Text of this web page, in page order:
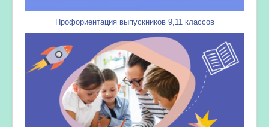
Профориентация выпускников 9,11 классов